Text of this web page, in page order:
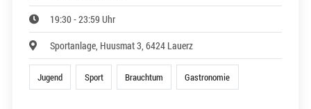
19:30 - 23:59 Uhr
Sportanlage, Huusmat 3, 6424 Lauerz
Jugend Sport Brauchtum Gastronomie